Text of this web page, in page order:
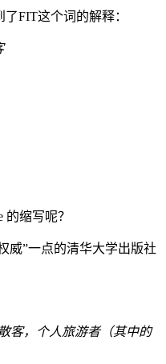
FIT这个词的解释：
缩写呢？
威”一点的清华大学出版社
客，个人旅游者（其中的